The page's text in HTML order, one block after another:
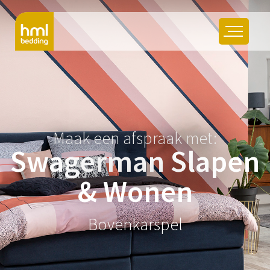
Maak een afspraak met:
Swagerman Slapen
& Wonen
Bovenkarspel